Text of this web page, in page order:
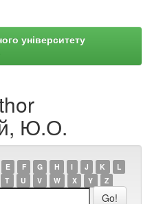
університету
Ю.О.
E F G H I J K
L
T U V W X Y Z